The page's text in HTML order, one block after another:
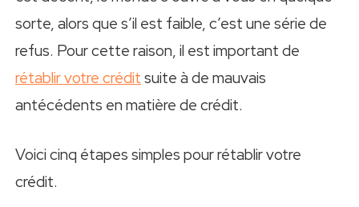
sorte, alors que s’il est faible, c’est une série de
refus. Pour cette raison, il est important de
rétablir votre crédit suite à de mauvais
antécédents en matière de crédit.
Voici cinq étapes simples pour rétablir votre
crédit.